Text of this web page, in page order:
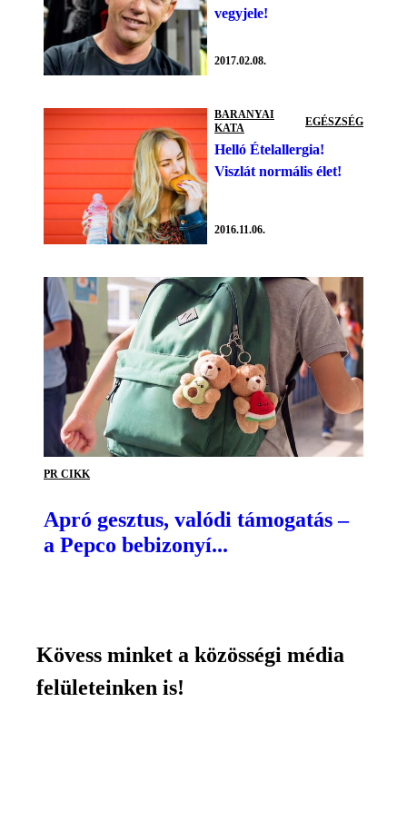
vegyjele!
2017.02.08.
BARANYAI
KATA
EGÉSZSÉG
Helló Ételallergia!
Viszlát normális élet!
2016.11.06.
PR CIKK
Apró gesztus, valódi támogatás –
a Pepco bebizonyí...
Kövess minket a közösségi média
felületeinken is!